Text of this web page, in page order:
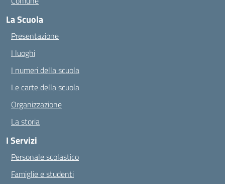
La Scuola
Presentazione
I luoghi
I numeri della scuola
Le carte della scuola
Organizzazione
La storia
I Servizi
Personale scolastico
Famiglie e studenti